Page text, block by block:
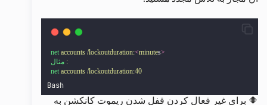
net accounts /lockoutduration:<minutes>
مثال :
net accounts /lockoutduration:40
Bash
🔶 برای غیر فعال کردن قفل شدن ریموت کانکشن به